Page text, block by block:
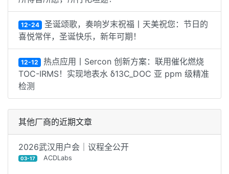
12-24 圣诞颂歌，奏响岁末祝福丨天美祝您：节日的
喜悦常伴，圣诞快乐，新年可期！
12-12 热点应用丨Sercon 创新方案：联用催化燃烧
TOC-IRMS！实现地表水 δ13C_DOC 亚 ppm 级精准
检测
其他厂商的近期文章
2026武汉用户会｜议程全公开
03-17 ACDLabs